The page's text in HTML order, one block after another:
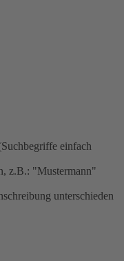
einfach
z.B.: "Mustermann"
unterschieden